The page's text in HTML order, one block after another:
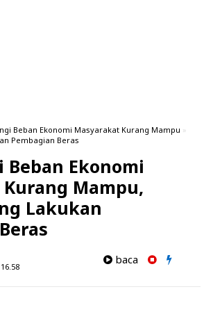
Beban Ekonomi Masyarakat Kurang Mampu »
Pembagian Beras
Ekonomi
Mampu,
Lakukan
baca